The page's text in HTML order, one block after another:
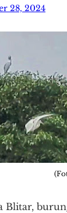
28, 2024
Blitar,